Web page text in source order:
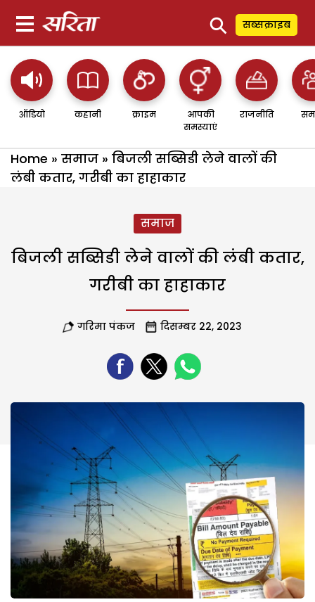
⚲ सब्सक्राइब
ऑडियो कहानी क्राइम
आपकी
समस्याएं
राजनीति
Home » समाज » बिजली सब्सिडी लेने वालों की
लंबी कतार, गरीबी का हाहाकार
समाज
बिजली सब्सिडी लेने वालों की लंबी कतार,
गरीबी का हाहाकार
गरिमा पंकज दिसम्बर 22, 2023